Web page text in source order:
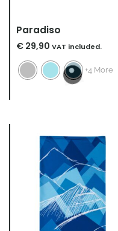
Paradiso
€ 29,90 VAT included.
+4 More